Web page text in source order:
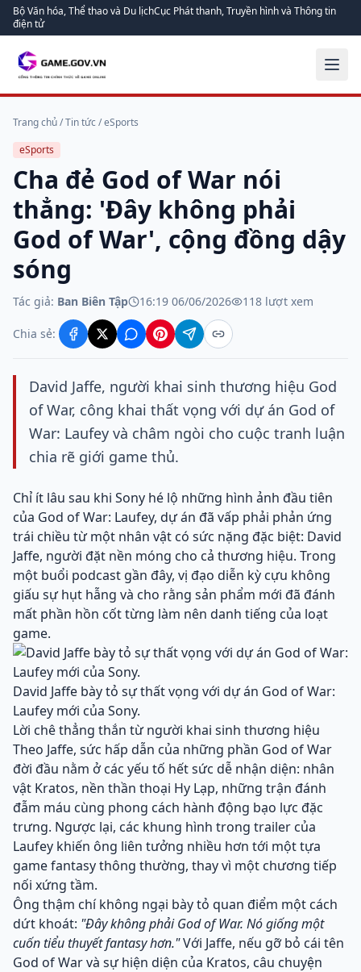
Bộ Văn hóa, Thể thao và Du lịchCục Phát thanh, Truyền hình và Thông tin
điện tử
Trang chủ/Tin tức/eSports
eSports
Cha đẻ God of War nói
thẳng: 'Đây không phải
God of War', cộng đồng dậy
sóng
Tác giả: Ban Biên Tập 16:19 06/06/2026 118 lượt xem
Chia sẻ:
David Jaffe, người khai sinh thương hiệu God
of War, công khai thất vọng với dự án God of
War: Laufey và châm ngòi cho cuộc tranh luận
chia rẽ giới game thủ.
Chỉ ít lâu sau khi Sony hé lộ những hình ảnh đầu tiên
của God of War: Laufey, dự án đã vấp phải phản ứng
trái chiều từ một nhân vật có sức nặng đặc biệt: David
Jaffe, người đặt nền móng cho cả thương hiệu. Trong
một buổi podcast gần đây, vị đạo diễn kỳ cựu không
giấu sự hụt hẫng và cho rằng sản phẩm mới đã đánh
mất phần hồn cốt từng làm nên danh tiếng của loạt
game.
David Jaffe bày tỏ sự thất vọng với dự án God of War:
Laufey mới của Sony.
Lời chê thẳng thắn từ người khai sinh thương hiệu
Theo Jaffe, sức hấp dẫn của những phần God of War
đời đầu nằm ở các yếu tố hết sức dễ nhận diện: nhân
vật Kratos, nền thần thoại Hy Lạp, những trận đánh
đẫm máu cùng phong cách hành động bạo lực đặc
trưng. Ngược lại, các khung hình trong trailer của
Laufey khiến ông liên tưởng nhiều hơn tới một tựa
game fantasy thông thường, thay vì một chương tiếp
nối xứng tầm.
Ông thậm chí không ngại bày tỏ quan điểm một cách
dứt khoát: "Đây không phải God of War. Nó giống một
cuốn tiểu thuyết fantasy hơn."Với Jaffe, nếu gỡ bỏ cái tên
God of War và sự hiện diện của Kratos, câu chuyện